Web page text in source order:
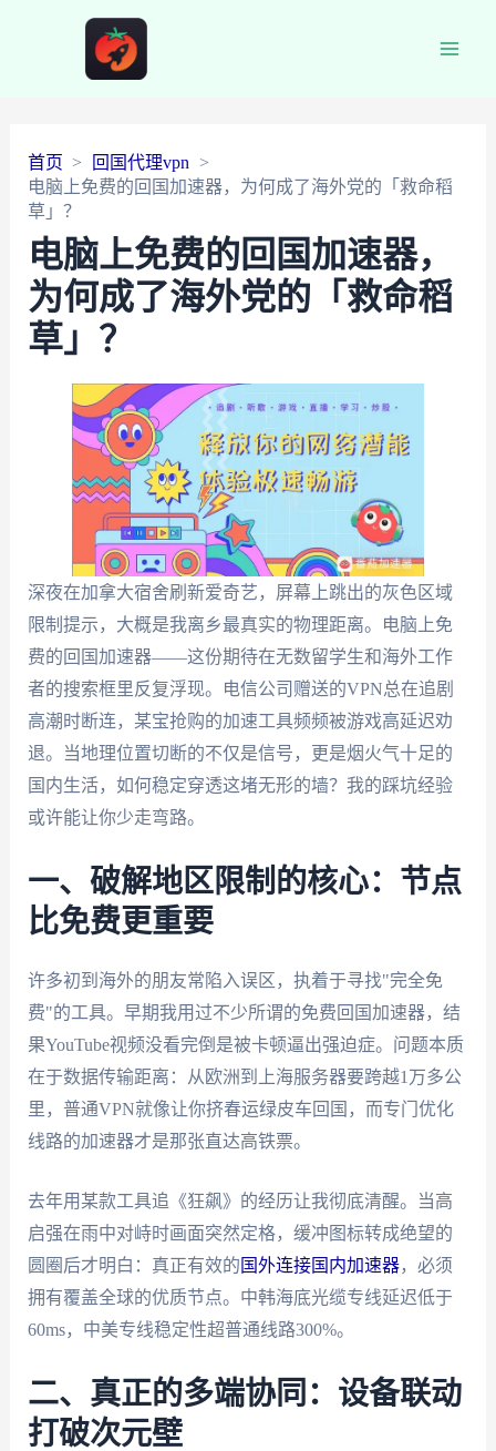
首页
回国代理vpn
电脑上免费的回国加速器，为何成了海外党的「救命稻
草」？
电脑上免费的回国加速器，
为何成了海外党的「救命稻
草」？
深夜在加拿大宿舍刷新爱奇艺，屏幕上跳出的灰色区域
限制提示，大概是我离乡最真实的物理距离。电脑上免
费的回国加速器——这份期待在无数留学生和海外工作
者的搜索框里反复浮现。电信公司赠送的VPN总在追剧
高潮时断连，某宝抢购的加速工具频频被游戏高延迟劝
退。当地理位置切断的不仅是信号，更是烟火气十足的
国内生活，如何稳定穿透这堵无形的墙？我的踩坑经验
或许能让你少走弯路。
一、破解地区限制的核心：节点
比免费更重要
许多初到海外的朋友常陷入误区，执着于寻找"完全免
费"的工具。早期我用过不少所谓的免费回国加速器，结
果YouTube视频没看完倒是被卡顿逼出强迫症。问题本质
在于数据传输距离：从欧洲到上海服务器要跨越1万多公
里，普通VPN就像让你挤春运绿皮车回国，而专门优化
线路的加速器才是那张直达高铁票。
去年用某款工具追《狂飙》的经历让我彻底清醒。当高
启强在雨中对峙时画面突然定格，缓冲图标转成绝望的
圆圈后才明白：真正有效的 国外连接国内加速器，必须
拥有覆盖全球的优质节点。中韩海底光缆专线延迟低于
60ms，中美专线稳定性超普通线路300%。
二、真正的多端协同：设备联动
打破次元壁